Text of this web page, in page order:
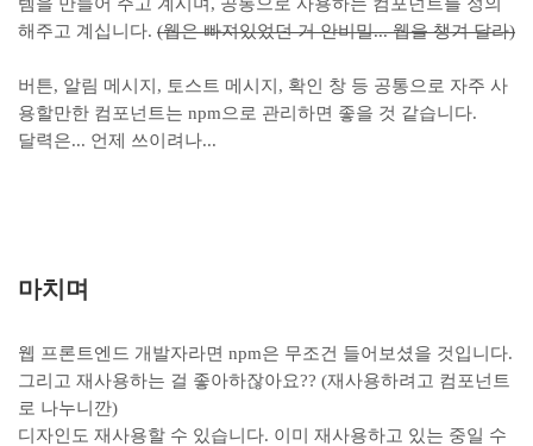
해주고 계십니다. (웹은 빠져있었던 거 안비밀... 웹을 챙겨 달라)
버튼, 알림 메시지, 토스트 메시지, 확인 창 등 공통으로 자주 사
용할만한 컴포넌트는 npm으로 관리하면 좋을 것 같습니다.
달력은... 언제 쓰이려나...
마치며
웹 프론트엔드 개발자라면 npm은 무조건 들어보셨을 것입니다.
그리고 재사용하는 걸 좋아하잖아요?? (재사용하려고 컴포넌트
로 나누니깐)
디자인도 재사용할 수 있습니다. 이미 재사용하고 있는 중일 수